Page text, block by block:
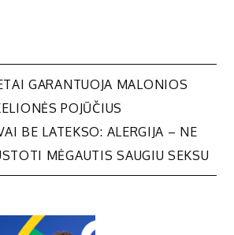
GARANTUOJA MALONIOS
POJŪČIUS
BE LATEKSO: ALERGIJA – NE
MĖGAUTIS SAUGIU SEKSU